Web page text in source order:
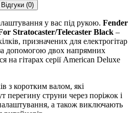
Відгуки (0)
у вас під рукою. Fender
Stratocaster/Telecaster Black –
призначених для електрогітар
допомогою двох напрямних
на гітарах серії American Deluxe
з коротким валом, які
перегину струни через поріжок і
а також виключають